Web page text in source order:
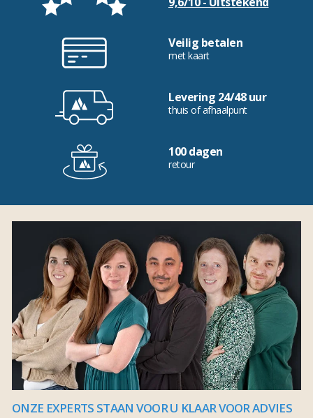
Veilig betalen
met kaart
Levering 24/48 uur
thuis of afhaalpunt
100 dagen
retour
ONZE EXPERTS STAAN VOOR U KLAAR VOOR ADVIES